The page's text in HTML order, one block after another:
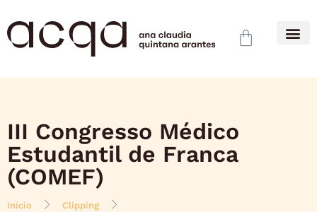
III Congresso Médico
Estudantil de Franca
(COMEF)
Início
Clipping